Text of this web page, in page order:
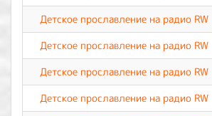
Детское прославление на радио RW
Детское прославление на радио RW
Детское прославление на радио RW
Детское прославление на радио RW